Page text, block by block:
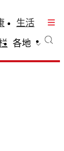
生活
各地